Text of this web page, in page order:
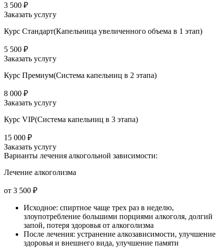
3 500 ₽
Заказать услугу
Курс Стандарт(Капельница увеличенного объема в 1 этап)
5 500 ₽
Заказать услугу
Курс Премиум(Система капельниц в 2 этапа)
8 000 ₽
Заказать услугу
Курс VIP(Система капельниц в 3 этапа)
15 000 ₽
Заказать услугу
Варианты лечения алкогольной зависимости:
Лечение алкоголизма
от 3 500 ₽
Исходное: спиртное чаще трех раз в неделю,
злоупотребление большими порциями алкоголя, долгий
запой, потеря здоровья от алкоголизма
После лечения: устранение алкозависимости, улучшение
здоровья и внешнего вида, улучшение памяти